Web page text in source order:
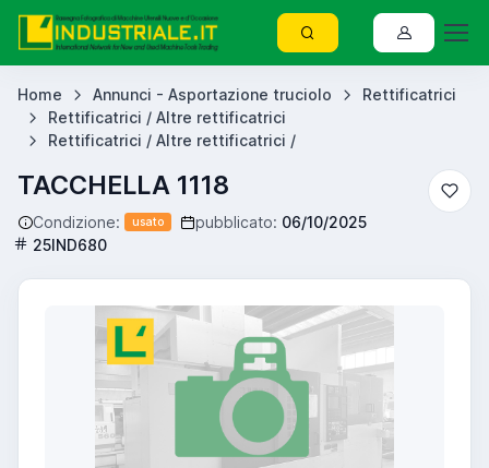
Home Annunci - Asportazione truciolo
Rettificatrici
Rettificatrici / Altre rettificatrici
Rettificatrici / Altre rettificatrici /
TACCHELLA 1118
Condizione: usato pubblicato: 06/10/2025
25IND680